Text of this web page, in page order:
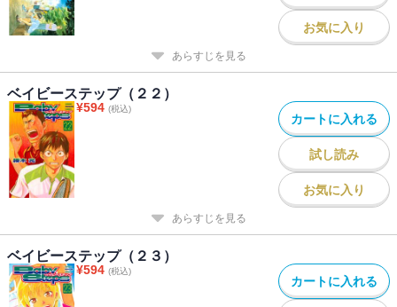
お気に入り
あらすじを見る
ベイビーステップ（２２）
¥594 (税込)
カートに入れる
試し読み
お気に入り
あらすじを見る
ベイビーステップ（２３）
¥594 (税込)
カートに入れる